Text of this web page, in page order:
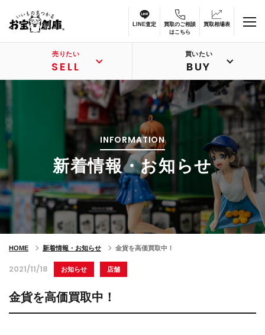
LINE査定
買取のご相談
はこちら
買取相場表
売りたい
SELL
買いたい
BUY
INFORMATION
新着情報・お知らせ
HOME 新着情報・お知らせ 金貨を高価買取中！
2021/11/18 お知らせ 店舗
金貨を高価買取中！